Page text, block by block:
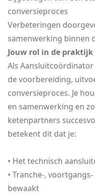
conversieproces
Verbeteringen
samenwerking binnen
Jouw rol in de praktijk
Als
de voorbereiding,
conversieproces. Je
en samenwerking en
ketenpartners
betekent dit dat je:
• Het technisch
• Tranche-,
bewaakt